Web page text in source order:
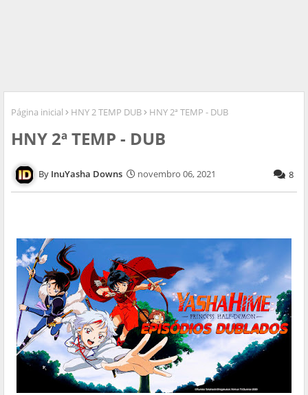
Página inicial HNY 2 TEMP DUB HNY 2ª TEMP - DUB
HNY 2ª TEMP - DUB
InuYasha Downs novembro 06, 2021 8